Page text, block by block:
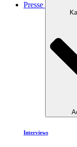
Presse
Interviews